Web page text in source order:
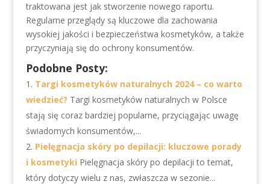
traktowana jest jak stworzenie nowego raportu.
Regularne przeglądy są kluczowe dla zachowania
wysokiej jakości i bezpieczeństwa kosmetyków, a także
przyczyniają się do ochrony konsumentów.
Podobne Posty:
Targi kosmetyków naturalnych 2024 – co warto
wiedzieć? Targi kosmetyków naturalnych w Polsce
stają się coraz bardziej popularne, przyciągając uwagę
świadomych konsumentów,...
Pielęgnacja skóry po depilacji: kluczowe porady
i kosmetyki Pielęgnacja skóry po depilacji to temat,
który dotyczy wielu z nas, zwłaszcza w sezonie...